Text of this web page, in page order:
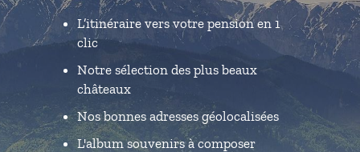
L’itinéraire vers votre pension en 1
clic
Notre sélection des plus beaux
châteaux
Nos bonnes adresses géolocalisées
L'album souvenirs à composer